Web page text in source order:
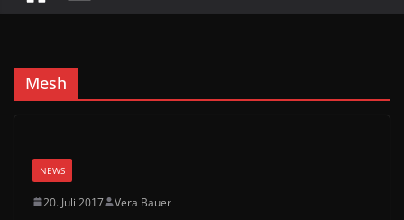
Mesh
NEWS
20. Juli 2017 Vera Bauer